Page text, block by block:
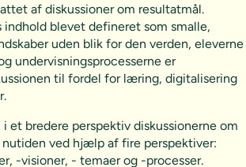
af diskussioner om resultatmål.
indhold blevet defineret som smalle,
uden blik for den verden, eleverne
undervisningsprocesserne er
til fordel for læring, digitalisering
et bredere perspektiv diskussionerne om
ved hjælp af fire perspektiver:
-visioner, - temaer og -processer.